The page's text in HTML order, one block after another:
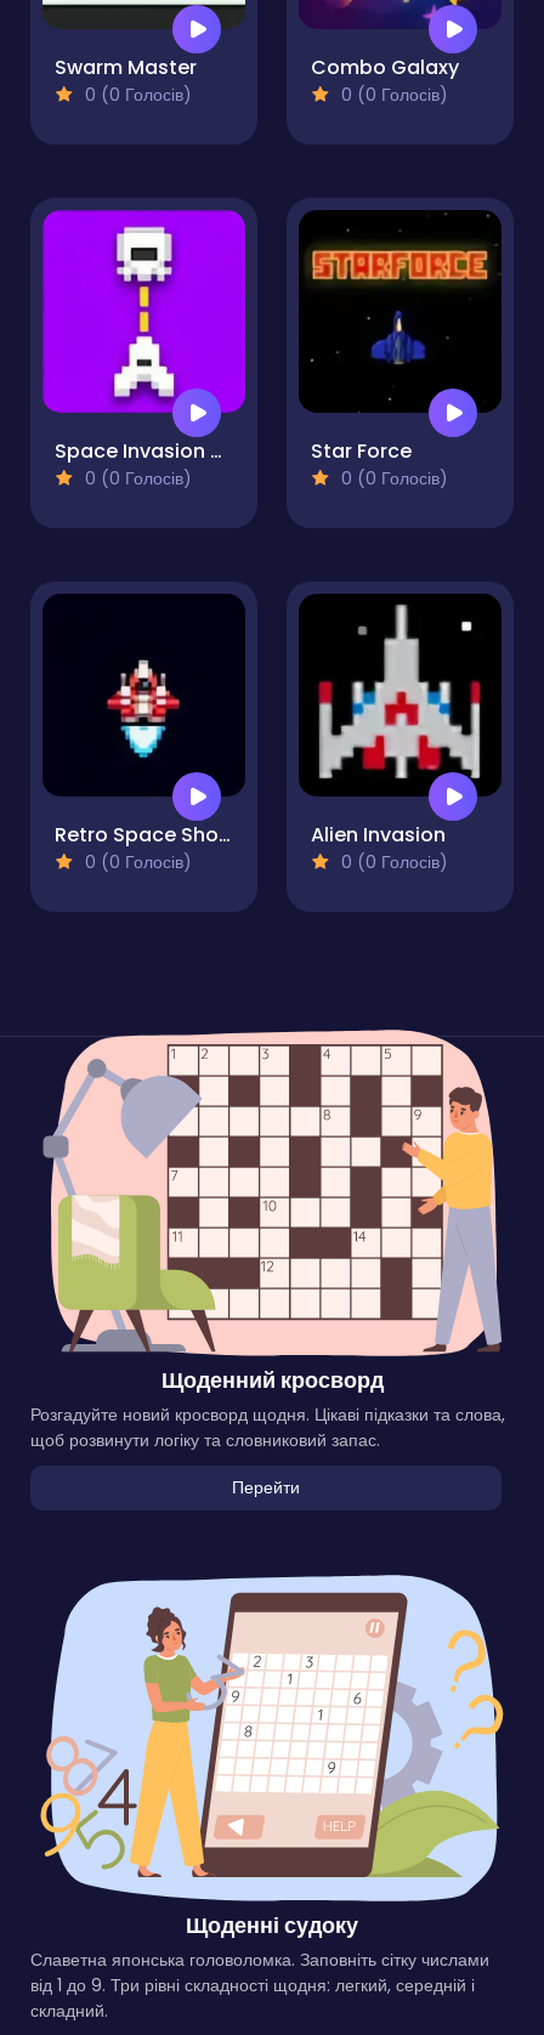
Swarm Master
0 (0 Голосів)
Combo Galaxy
0 (0 Голосів)
Space Invasion Arcade
0 (0 Голосів)
Star Force
0 (0 Голосів)
Retro Space Shooter
0 (0 Голосів)
Alien Invasion
0 (0 Голосів)
Щоденний кросворд
Розгадуйте новий кросворд щодня. Цікаві підказки та слова,
щоб розвинути логіку та словниковий запас.
Перейти
Щоденні судоку
Славетна японська головоломка. Заповніть сітку числами
від 1 до 9. Три рівні складності щодня: легкий, середній і
складний.